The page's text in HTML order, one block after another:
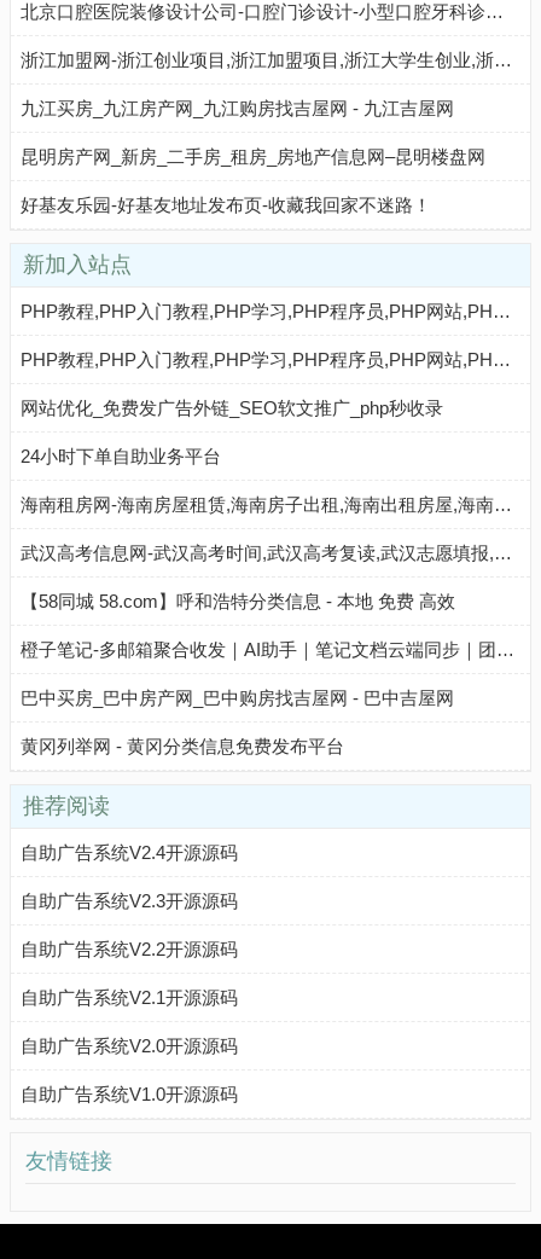
北京口腔医院装修设计公司-口腔门诊设计-小型口腔牙科诊所设计
浙江加盟网-浙江创业项目,浙江加盟项目,浙江大学生创业,浙江加盟连锁店排行榜
九江买房_九江房产网_九江购房找吉屋网 - 九江吉屋网
昆明房产网_新房_二手房_租房_房地产信息网–昆明楼盘网
好基友乐园-好基友地址发布页-收藏我回家不迷路！
新加入站点
PHP教程,PHP入门教程,PHP学习,PHP程序员,PHP网站,PHP视频教程,Mysql教程,CMS教程,AI秒收录 - AI秒收录
PHP教程,PHP入门教程,PHP学习,PHP程序员,PHP网站,PHP视频教程,Mysql教程,CMS教程,AI收录网 - AI收录网
网站优化_免费发广告外链_SEO软文推广_php秒收录
24小时下单自助业务平台
海南租房网-海南房屋租赁,海南房子出租,海南出租房屋,海南房地产中介,海南个人租房信息
武汉高考信息网-武汉高考时间,武汉高考复读,武汉志愿填报,武汉高考分数线,武汉高考成绩查询
【58同城 58.com】呼和浩特分类信息 - 本地 免费 高效
橙子笔记-多邮箱聚合收发｜AI助手｜笔记文档云端同步｜团队与个人高效协作工具
巴中买房_巴中房产网_巴中购房找吉屋网 - 巴中吉屋网
黄冈列举网 - 黄冈分类信息免费发布平台
推荐阅读
自助广告系统V2.4开源源码
自助广告系统V2.3开源源码
自助广告系统V2.2开源源码
自助广告系统V2.1开源源码
自助广告系统V2.0开源源码
自助广告系统V1.0开源源码
友情链接